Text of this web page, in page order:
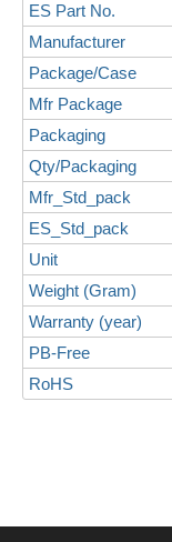
ES Part No.
Manufacturer
Package/Case
Mfr Package
Packaging
Qty/Packaging
Mfr_Std_pack
ES_Std_pack
Unit
Weight (Gram)
Warranty (year)
PB-Free
RoHS